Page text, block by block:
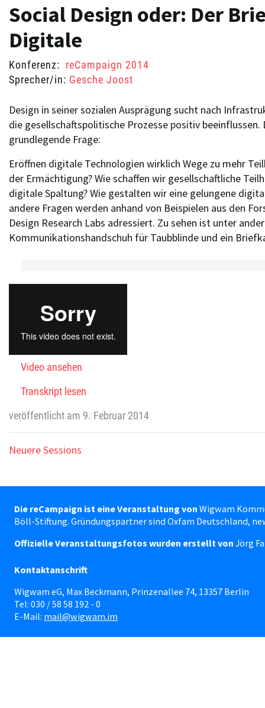
Social Design oder: Der
Digitale
Konferenz: reCampaign 2014
Sprecher/in: Gesche Joost
Design in seiner sozialen Ausprägung sucht nach
die gesellschaftspolitische Prozesse positiv beeinflussen.
grundlegende Frage:
Eröffnen digitale Technologien wirklich Wege zu mehr
der Ermächtigung? Wie schaffen wir gesellschaftliche
digitale Spaltung? Wie gestalten wir eine gelungene
andere Fragen werden anhand von Beispielen aus den
Design Research Labs adressiert. Zu sehen ist unter
Kommunikationshandschuh für Taubblinde und ein
Video ansehen
Transkript lesen
veröffentlicht am 9. Februar 2014
Neuere Sessions
Die reCampaign ist eine Veranstaltung von Wigwam
Böll-Stiftung. Gründungspartner sind Oxfam Deutschland,
Offizielle Veranstaltungsfotos wurden erstellt von Jörg
Kontaktanschrift
Wigwam eG, Max Beckmann, Prinzenallee 74, 13357 Berlin
Tel: 030 / 58 58 192 - 0
E-Mail: mail@wigwam.im